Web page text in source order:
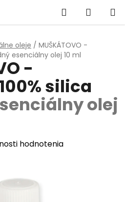
Hľadať
KOŠÍK
oleje / MUŠKÁTOVO -
esenciálny olej 10 ml
-
silica
olej
hodnotenia